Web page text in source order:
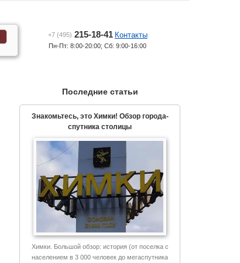
+7 (495) 215-18-41 Контакты
Пн-Пт: 8:00-20:00; Сб: 9:00-16:00
Последние статьи
Знакомьтесь, это Химки! Обзор города-
спутника столицы
Химки. Большой обзор: история (от поселка с
населением в 3 000 человек до мегаспутника